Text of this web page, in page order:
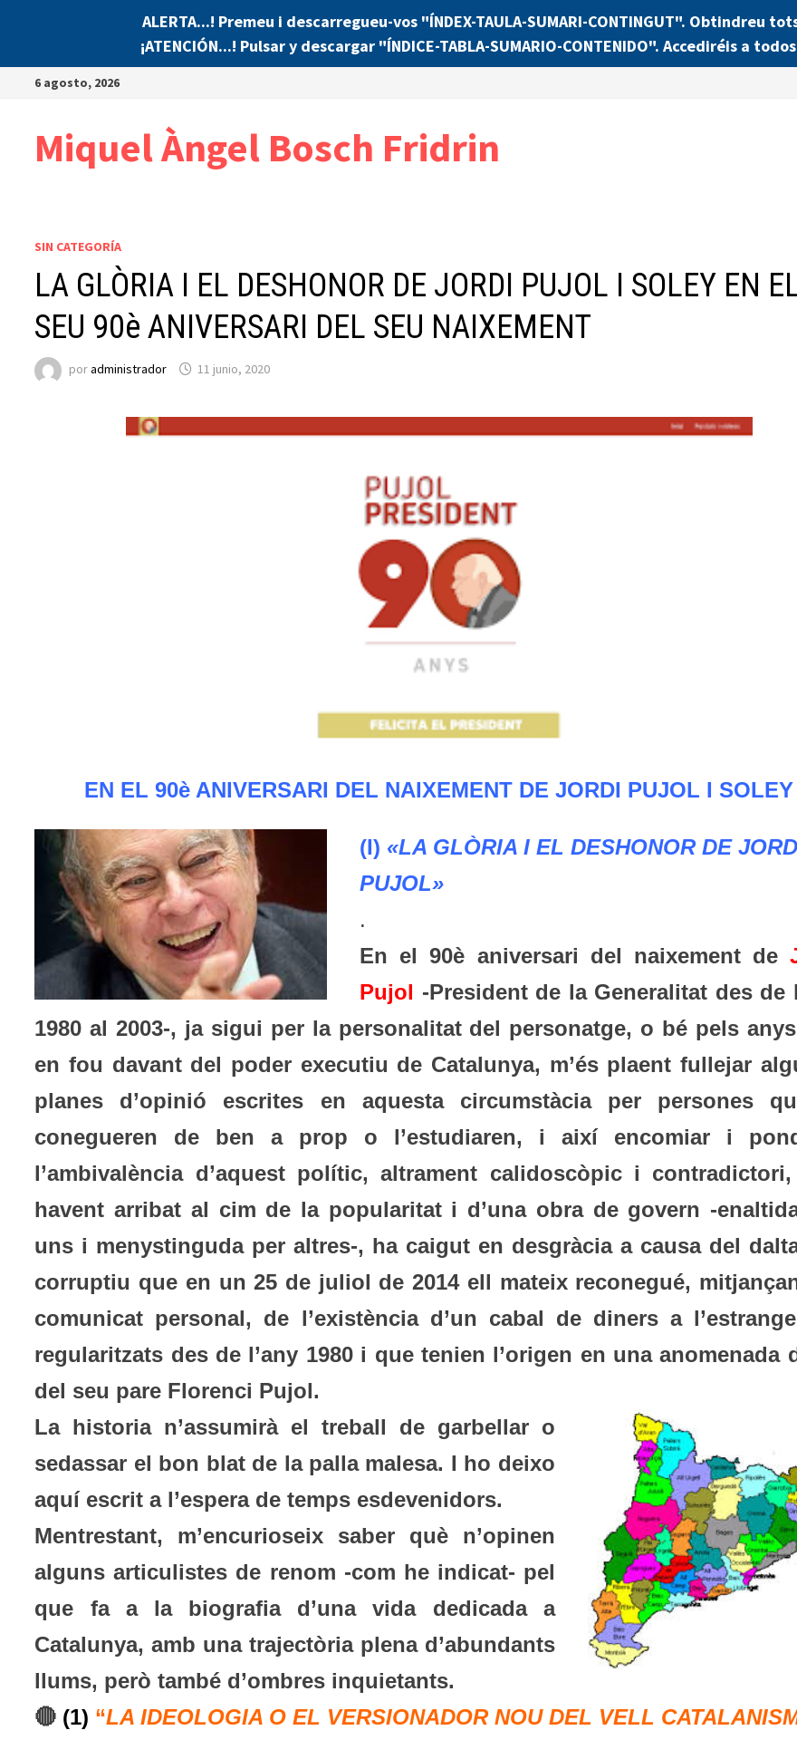
ALERTA...! Premeu i descarregueu-vos "ÍNDEX-TAULA-SUMARI-CONTINGUT". Obtindreu
¡ATENCIÓN...! Pulsar y descargar "ÍNDICE-TABLA-SUMARIO-CONTENIDO". Accediréis a
Saltar6 agosto, 2026
Miquel Àngel Bosch Fridrin
SIN CATEGORÍA
LA GLÒRIA I EL DESHONOR DE JORDI PUJOL I SOLEY EN
SEU 90è ANIVERSARI DEL SEU NAIXEMENT
poradministrador 11 junio, 2020
EN EL 90è ANIVERSARI DEL NAIXEMENT DE JORDI PUJOL I SOLEY
(I) «LA GLÒRIA I EL DESHONOR DE
PUJOL»
.
En el 90è aniversari del naixement de
Pujol -President de la Generalitat des de
1980 al 2003-, ja sigui per la personalitat del personatge, o bé pels
en fou davant del poder executiu de Catalunya, m’és plaent fullejar
planes d’opinió escrites en aquesta circumstàcia per persones
conegueren de ben a prop o l’estudiaren, i així encomiar i
l’ambivalència d’aquest polític, altrament calidoscòpic i
havent arribat al cim de la popularitat i d’una obra de govern -
uns i menystinguda per altres-, ha caigut en desgràcia a causa del
corruptiu que en un 25 de juliol de 2014 ell mateix reconegué,
comunicat personal, de l’existència d’un cabal de diners a
regularitzats des de l’any 1980 i que tenien l’origen en una anomenada
del seu pare Florenci Pujol.
La historia n’assumirà el treball de garbellar o
sedassar el bon blat de la palla malesa. I ho deixo
aquí escrit a l’espera de temps esdevenidors.
Mentrestant, m’encurioseix saber què n’opinen
alguns articulistes de renom -com he indicat- pel
que fa a la biografia d’una vida dedicada a
Catalunya, amb una trajectòria plena d’abundants
llums, però també d’ombres inquietants.
🔴 (1) “LA IDEOLOGIA O EL VERSIONADOR NOU DEL VELL